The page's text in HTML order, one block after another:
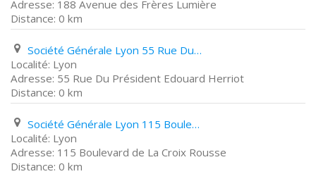
188 Avenue des Frères Lumière
0 km
Société Générale Lyon 55 Rue Du Président Edouard Herriot
Lyon
55 Rue Du Président Edouard Herriot
0 km
Société Générale Lyon 115 Boulevard de La Croix Rousse
Lyon
115 Boulevard de La Croix Rousse
0 km